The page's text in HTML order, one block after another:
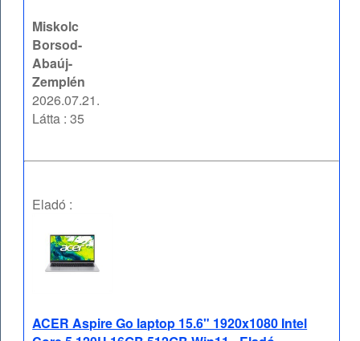
Miskolc
Borsod-
Abaúj-
Zemplén
2026.07.21.
Látta : 35
Eladó :
ACER Aspire Go laptop 15.6" 1920x1080 Intel